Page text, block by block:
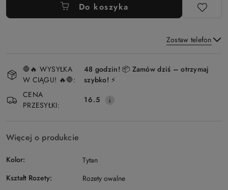
Do koszyka
Zostaw telefon
Wyślij
i
dostawa
🛑🔥 WYSYŁKA
W CIĄGU! 🔥🛑:
48 godzin! 📦 Zamów dziś – otrzymaj
szybko! ⚡
CENA
PRZESYŁKI:
16.5
Więcej o produkcie
Kolor:
Tytan
Kształt Rozety:
Rozety owalne